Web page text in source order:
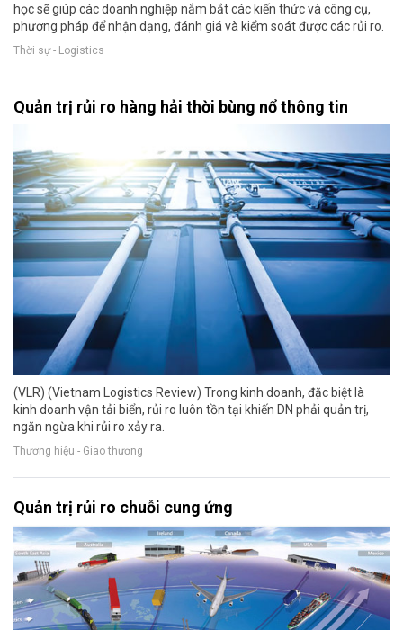
học sẽ giúp các doanh nghiệp nắm bắt các kiến thức và công cụ,
phương pháp để nhận dạng, đánh giá và kiểm soát được các rủi ro.
Thời sự - Logistics
Quản trị rủi ro hàng hải thời bùng nổ thông tin
(VLR) (Vietnam Logistics Review) Trong kinh doanh, đặc biệt là
kinh doanh vận tải biển, rủi ro luôn tồn tại khiến DN phải quản trị,
ngăn ngừa khi rủi ro xảy ra.
Thương hiệu - Giao thương
Quản trị rủi ro chuỗi cung ứng